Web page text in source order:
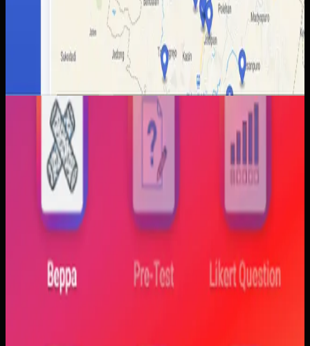
Aplikasi Mobile
Trajectfika
Trajectfika
Sebelumnya
Mahasiswa sering kesulitan menghubungkan persamaan
matematis dengan perilaku fisik yang sebenarnya,
konsisten. Materi yang hanya tampil statis juga membuat
konsep perubahan fase dan perilaku sistem sulit
dibayangkan.